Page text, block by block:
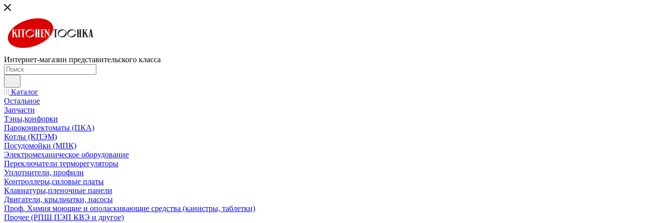
Интернет-магазин представительского класса
Каталог
Остальное
Запчасти
Тэны,конфорки
Пароконвектоматы (ПКА)
Котлы (КПЭМ)
Посудомойки (МПК)
Электромеханическое оборудование
Переключатели терморегуляторы
Уплотнители, профили
Контроллеры,силовые платы
Клавиатуры,пленочные панели
Двигатели, крыльчатки, насосы
Проф. Химия моющие и ополаскивающие средства (канистры, таблетки)
Прочее (РПШ ПЭП КВЭ и другое)